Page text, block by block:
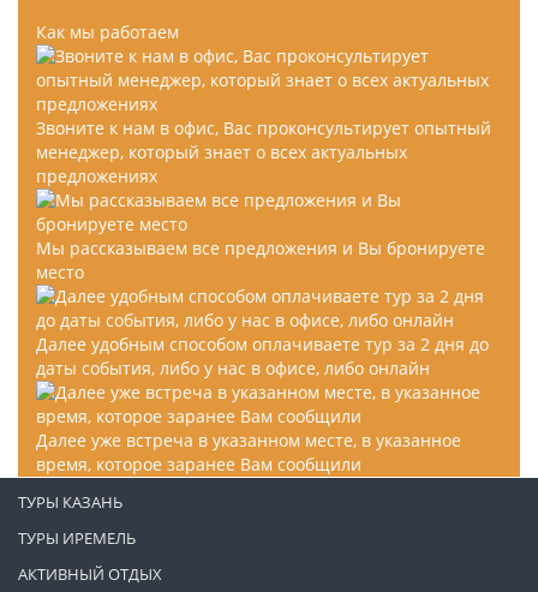
Как мы работаем
Звоните к нам в офис, Вас проконсультирует опытный
менеджер, который знает о всех актуальных
предложениях
Мы рассказываем все предложения и Вы бронируете
место
Далее удобным способом оплачиваете тур за 2 дня до
даты события, либо у нас в офисе, либо онлайн
Далее уже встреча в указанном месте, в указанное
время, которое заранее Вам сообщили
ТУРЫ КАЗАНЬ
ТУРЫ ИРЕМЕЛЬ
АКТИВНЫЙ ОТДЫХ